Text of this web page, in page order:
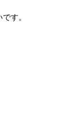
す。